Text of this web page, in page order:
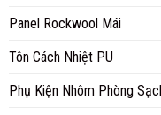
Panel Rockwool Mái
Tôn Cách Nhiệt PU
Phụ Kiện Nhôm Phòng